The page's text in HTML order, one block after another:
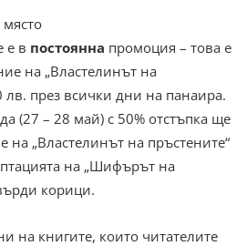
е в постоянна промоция – това е
на „Властелинът на
лв. през всички дни на панаира.
(27 – 28 май) с 50% отстъпка ще
на „Властелинът на пръстените“
на „Шифърът на
корици.
на книгите, които читателите